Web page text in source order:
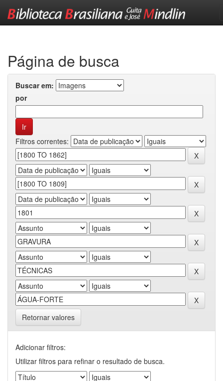
Página de busca
Buscar em:
por
Filtros correntes:
Retornar valores
Adicionar filtros:
Utilizar filtros para refinar o resultado de busca.